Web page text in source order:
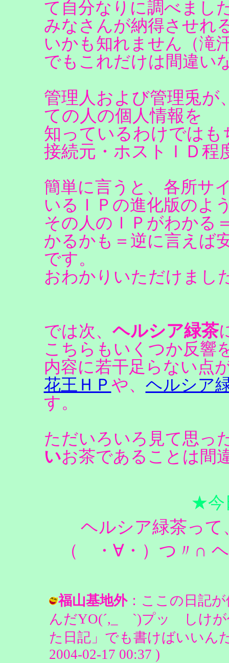
て自分なりに調べまし
みなさんが納得させれ
いかも知れません（滝
でもこれだけは間違い
管理人および管理兎が
ての人の個人情報を
知っているわけでは
接続元・ホストＩＤ程
簡単に言うと、各所サ
いるＩＰの進化版のよ
その人のＩＰがわかる
かるかも＝逆に言えば
です。
おわかりいただけまし
では次、 ヘルシア緑茶
こちらもいくつか反響
内容に若干足らない点
花王ＨＰ や、 ヘルシア
す。
ただいろいろ見て思っ
いお茶であることは間
★今
ヘルシア緑茶って
（ ・∀・）つ〃∩
福山基地外：ここの日記
んだYO(´,_ゝ`)プッ しけ
た日記」でも書けばいいん
2004-02-17 00:37 )